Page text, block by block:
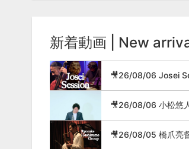
新着動画 | New